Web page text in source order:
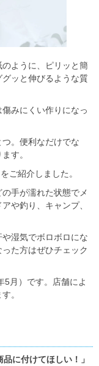
ように、ピリッと簡
ッと伸びるような質
みにくい作りになっ
。便利なだけでな
す。
ご紹介しました。
手が濡れた状態でメ
や釣り、キャンプ、
湿気でボロボロにな
た方はぜひチェック
月）です。店舗によ
。
に付けてほしい！」